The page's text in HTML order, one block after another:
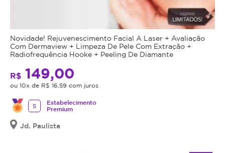
Novidade! Rejuvenescimento Facial A Laser + Avaliação
Com Dermaview + Limpeza De Pele Com Extração +
Radiofrequência Hooke + Peeling De Diamante
R$ 149,00
ou 10x de R$ 16,59 com juros
5
Estabelecimento
Premium
Jd. Paulista